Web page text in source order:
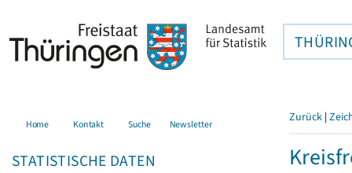
Home Kontakt Suche Newsletter
STATISTISCHE DATEN
Zurück |